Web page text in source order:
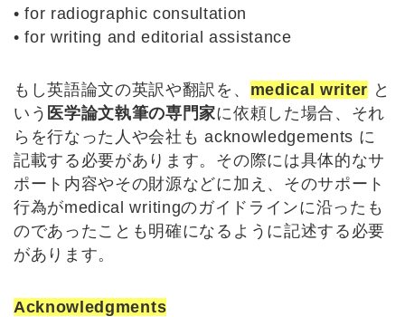
• for radiographic consultation
• for writing and editorial assistance
もし英語論文の英訳や翻訳を、 medical writer と
いう 医学論文執筆の専門家に依頼した場合、それ
らを行なった人や会社も acknowledgements に
記載する必要があります。その際には具体的なサ
ポート内容やその財源などに加え、そのサポート
行為がmedical writingのガイドラインに沿ったも
のであったことも明確になるように記述する必要
があります。
Acknowledgments